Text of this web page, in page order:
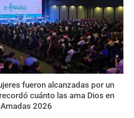
fueron alcanzadas por un
cuánto las ama Dios en
Amadas 2026